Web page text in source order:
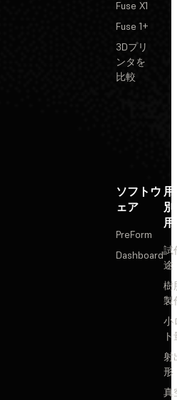
Fuse X1
Fuse 1+
3Dプリ
ンタを
比較
ソフトウ
ェア
PreForm
Dashboard試
途
樹
製
小
射
形
真